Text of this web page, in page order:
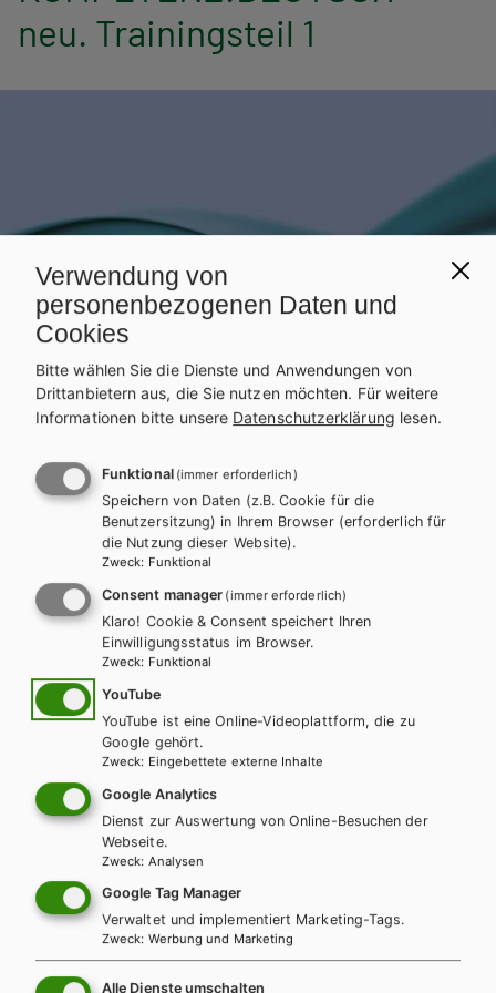
n
a
a
o
n
neu. Trainingsteil 1
DEUTSCH
KOMPETENZ:DEUTSCH – neu.
Trainingsteil 1
Verwendung von
personenbezogenen Daten und
Cookies
Bitte wählen Sie die Dienste und Anwendungen von
Drittanbietern aus, die Sie nutzen möchten. Für weitere
Informationen bitte unsere Datenschutzerklärung lesen.
Funktional (immer erforderlich)
Speichern von Daten (z.B. Cookie für die
Benutzersitzung) in Ihrem Browser (erforderlich für
die Nutzung dieser Website).
Zweck: Funktional
Consent manager (immer erforderlich)
Klaro! Cookie & Consent speichert Ihren
Einwilligungsstatus im Browser.
Zweck: Funktional
YouTube
YouTube ist eine Online-Videoplattform, die zu
Google gehört.
Zweck: Eingebettete externe Inhalte
Google Analytics
Dienst zur Auswertung von Online-Besuchen der
Webseite.
Zweck: Analysen
Google Tag Manager
Verwaltet und implementiert Marketing-Tags.
Zweck: Werbung und Marketing
Alle Dienste umschalten